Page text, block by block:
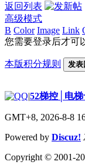
返回列表
高级模式
B Color Image Link
您需要登录后才可
本版积分规则 发表
|52梯控│电
GMT+8, 2026-8-8
Powered by Discuz!
Copyright © 2001-